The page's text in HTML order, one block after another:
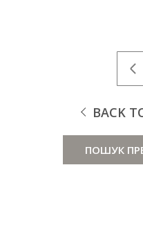
BACK
ПОШУК